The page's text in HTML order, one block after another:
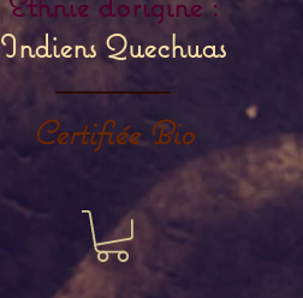
Indiens Quechuas
Certifiée Bio